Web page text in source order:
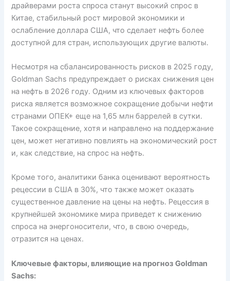
драйверами роста спроса станут высокий спрос в
Китае, стабильный рост мировой экономики и
ослабление доллара США, что сделает нефть более
доступной для стран, использующих другие валюты.
Несмотря на сбалансированность рисков в 2025 году,
Goldman Sachs предупреждает о рисках снижения цен
на нефть в 2026 году. Одним из ключевых факторов
риска является возможное сокращение добычи нефти
странами ОПЕК+ еще на 1,65 млн баррелей в сутки.
Такое сокращение, хотя и направлено на поддержание
цен, может негативно повлиять на экономический рост
и, как следствие, на спрос на нефть.
Кроме того, аналитики банка оценивают вероятность
рецессии в США в 30%, что также может оказать
существенное давление на цены на нефть. Рецессия в
крупнейшей экономике мира приведет к снижению
спроса на энергоносители, что, в свою очередь,
отразится на ценах.
Ключевые факторы, влияющие на прогноз Goldman
Sachs: